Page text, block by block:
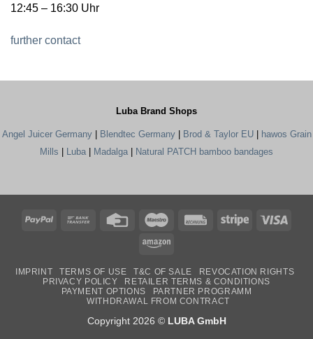
12:45 – 16:30 Uhr
further contact
Luba Brand Shops
Angel Juicer Germany| Blendtec Germany| Brod & Taylor EU| hawos Grain
Mills | Luba | Madalga | Natural PATCH bamboo bandages
PayPal
Bank
Credit
Maestro RechungStripe
Amazon
IMPRINT TERMS OF USE T&C OF SALE
REVOCATION RIGHTS
PRIVACY POLICY
RETAILER TERMS & CONDITIONS
PAYMENT OPTIONS
PARTNER PROGRAMM
WITHDRAWAL FROM CONTRACT
Copyright 2026 © LUBA GmbH